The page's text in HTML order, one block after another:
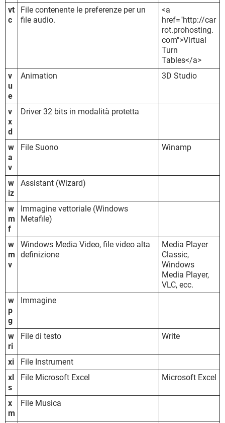
vt
c
File contenente le preferenze per un
file audio.
<a
href="http://car
rot.prohosting.
com">Virtual
Turn
Tables</a>
v
u
e
Animation 3D Studio
v
x
d
Driver 32 bits in modalità protetta
w
a
v
File Suono Winamp
w
iz
Assistant (Wizard)
w
m
f
Immagine vettoriale (Windows
Metafile)
w
m
v
Windows Media Video, file video alta
definizione
Media Player
Classic,
Windows
Media Player,
VLC, ecc.
w
p
g
Immagine
w
ri
File di testo Write
xi
File Instrument
xl
s
File Microsoft Excel Microsoft Excel
x
m
File Musica